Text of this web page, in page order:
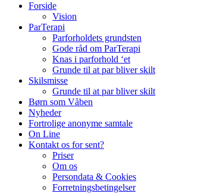
Forside
Vision
ParTerapi
Parforholdets grundsten
Gode råd om ParTerapi
Knas i parforhold ‘et
Grunde til at par bliver skilt
Skilsmisse
Grunde til at par bliver skilt
Børn som Våben
Nyheder
Fortrolige anonyme samtale
On Line
Kontakt os for sent?
Priser
Om os
Persondata & Cookies
Forretningsbetingelser